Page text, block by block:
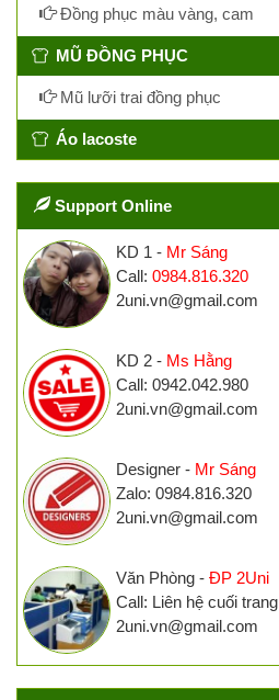
Đồng phục màu vàng, cam
MŨ ĐỒNG PHỤC
Mũ lưỡi trai đồng phục
Áo lacoste
Support Online
KD 1 - Mr Sáng
Call: 0984.816.320
2uni.vn@gmail.com
KD 2 - Ms Hằng
Call: 0942.042.980
2uni.vn@gmail.com
Designer - Mr Sáng
Zalo: 0984.816.320
2uni.vn@gmail.com
Văn Phòng - ĐP 2Uni
Call: Liên hệ cuối trang
2uni.vn@gmail.com